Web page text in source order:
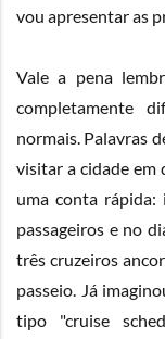
vou apresentar as
Vale a pena
completamente
normais. Palavras
visitar a cidade em
uma conta rápida:
passageiros e no
três cruzeiros
passeio. Já
tipo "cruise